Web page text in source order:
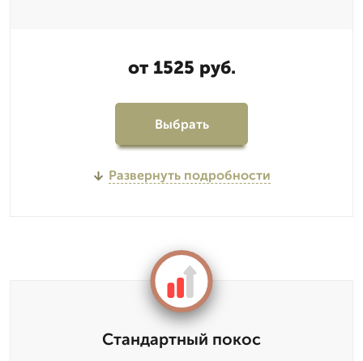
от 1525 руб.
Выбрать
Развернуть подробности
Стандартный покос